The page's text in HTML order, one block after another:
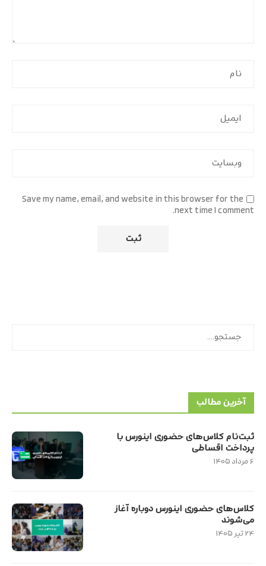
Save my name, email, and website in this browser for the
next time I comment.
آخرین مطالب
ثبت‌نام کلاس‌های حضوری اینورس با
پرداخت اقساطی
۶ مرداد ۱۴۰۵
کلاس‌های حضوری اینورس دوباره آغاز
می‌شوند
۲۴ تیر ۱۴۰۵